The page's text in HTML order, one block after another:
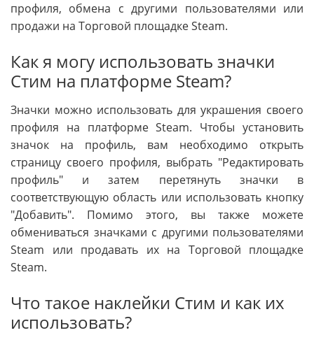
профиля, обмена с другими пользователями или
продажи на Торговой площадке Steam.
Как я могу использовать значки
Стим на платформе Steam?
Значки можно использовать для украшения своего
профиля на платформе Steam. Чтобы установить
значок на профиль, вам необходимо открыть
страницу своего профиля, выбрать "Редактировать
профиль" и затем перетянуть значки в
соответствующую область или использовать кнопку
"Добавить". Помимо этого, вы также можете
обмениваться значками с другими пользователями
Steam или продавать их на Торговой площадке
Steam.
Что такое наклейки Стим и как их
использовать?